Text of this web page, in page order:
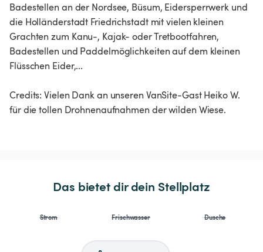
Badestellen an der Nordsee, Büsum, Eidersperrwerk und
die Holländerstadt Friedrichstadt mit vielen kleinen
Grachten zum Kanu-, Kajak- oder Tretbootfahren,
Badestellen und Paddelmöglichkeiten auf dem kleinen
Flüsschen Eider,...
Credits: Vielen Dank an unseren VanSite-Gast Heiko W.
für die tollen Drohnenaufnahmen der wilden Wiese.
Das bietet dir dein Stellplatz
Strom Frischwasser Dusche